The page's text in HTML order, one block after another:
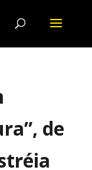
de